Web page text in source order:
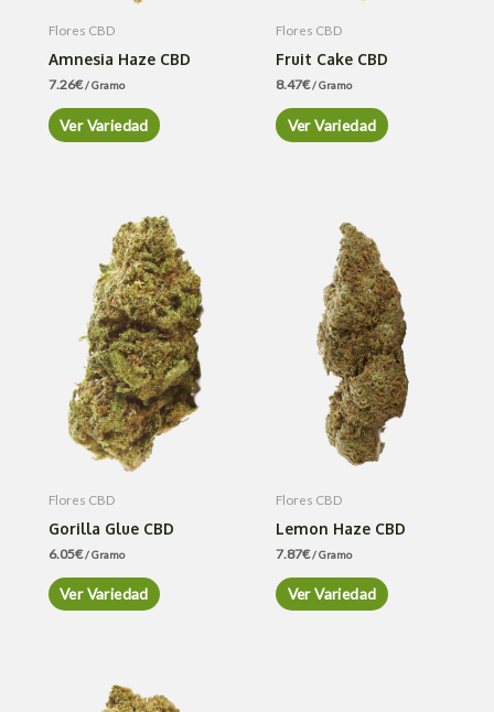
Flores CBD
Amnesia Haze CBD
7.26€/ Gramo
Ver Variedad
Flores CBD
Fruit Cake CBD
8.47€/ Gramo
Ver Variedad
Flores CBD
Gorilla Glue CBD
6.05€/ Gramo
Ver Variedad
Flores CBD
Lemon Haze CBD
7.87€/ Gramo
Ver Variedad